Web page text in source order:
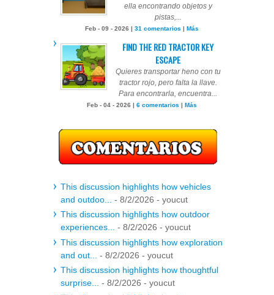
ella encontrando objetos y
pistas,...
Feb - 09 - 2026 | 31 comentarios | Más
FIND THE RED TRACTOR KEY
ESCAPE
Quieres transportar heno con tu
tractor rojo, pero falta la llave.
Para encontrarla, encuentra...
Feb - 04 - 2026 | 6 comentarios | Más
This discussion highlights how vehicles
and outdoo...
- 8/2/2026 - youcut
This discussion highlights how outdoor
experiences... - 8/2/2026 - youcut
This discussion highlights how exploration
and out...
- 8/2/2026 - youcut
This discussion highlights how thoughtful
surprise... - 8/2/2026 - youcut